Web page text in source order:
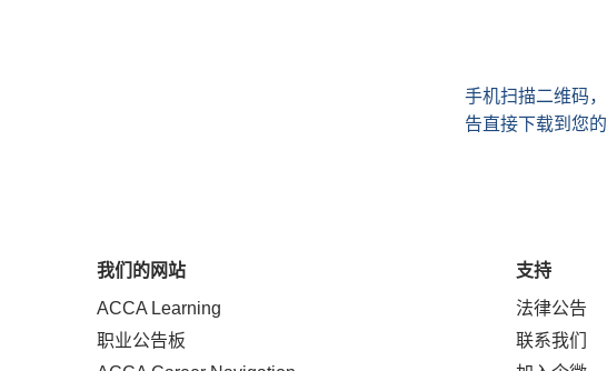
手机扫描二维码
告直接下载到您的
我们的网站
ACCA Learning
职业公告板
支持
法律公告
联系我们